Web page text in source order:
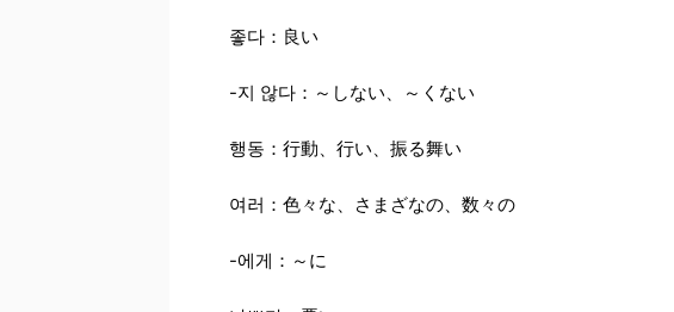
좋다：良い
-지 않다：～しない、～くない
행동：行動、行い、振る舞い
여러：色々な、さまざなの、数々の
-에게：～に